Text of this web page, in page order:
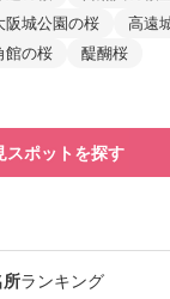
阪城公園の桜
高遠
館の桜 醍醐桜
スポットを探す
ランキング